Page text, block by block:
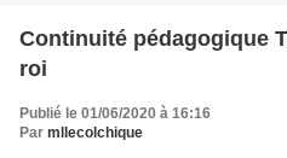
Continuité pédagogique
roi
Publié le 01/06/2020 à 16:16
Par mllecolchique